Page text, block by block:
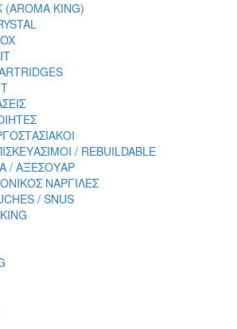
(AROMA KING)
/ REBUILDABLE
/ ΑΞΕΣΟΥΑΡ
ΝΑΡΓΙΛΕΣ
/ SNUS